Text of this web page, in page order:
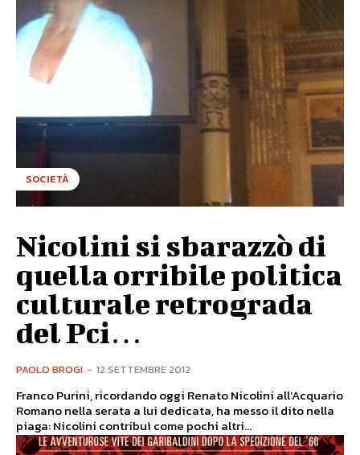
SOCIETÀ
Nicolini si sbarazzò di
quella orribile politica
culturale retrograda
del Pci…
PAOLO BROGI - 12 SETTEMBRE 2012
Franco Purini, ricordando oggi Renato Nicolini all’Acquario
Romano nella serata a lui dedicata, ha messo il dito nella
piaga: Nicolini contribuì come pochi altri...